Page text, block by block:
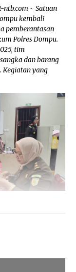
~ Satuan
kembali
pemberantasan
Polres Dompu.
tim
dan barang
Kegiatan yang